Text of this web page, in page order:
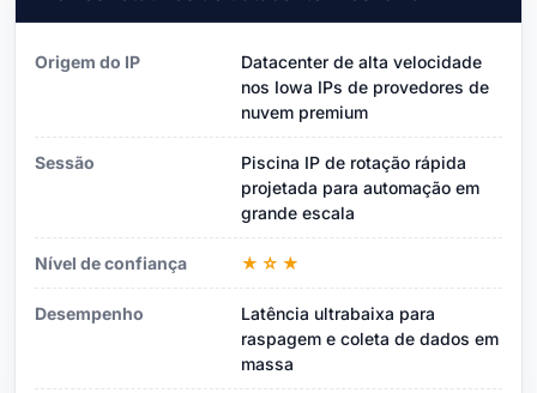
Origem do IP
Datacenter de alta velocidade
nos Iowa IPs de provedores de
nuvem premium
Sessão
Piscina IP de rotação rápida
projetada para automação em
grande escala
Nível de confiança ★☆★
Desempenho
Latência ultrabaixa para
raspagem e coleta de dados em
massa